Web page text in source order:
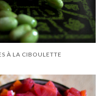
À LA CIBOULETTE